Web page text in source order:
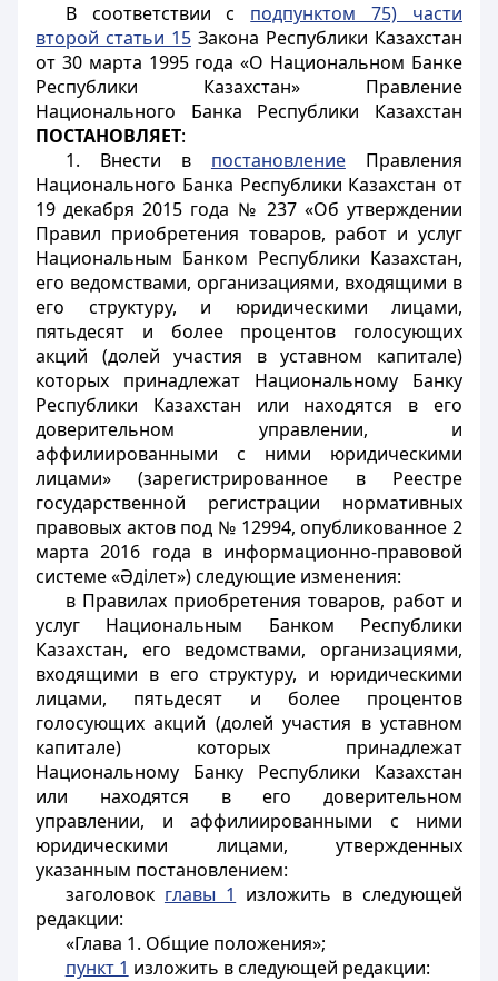
В соответствии с подпунктом 75) части
второй статьи 15 Закона Республики Казахстан
от 30 марта 1995 года «О Национальном Банке
Республики Казахстан» Правление
Национального Банка Республики Казахстан
ПОСТАНОВЛЯЕТ:
1. Внести в постановлениеПравления
Национального Банка Республики Казахстан от
19 декабря 2015 года № 237 «Об утверждении
Правил приобретения товаров, работ и услуг
Национальным Банком Республики Казахстан,
его ведомствами, организациями, входящими в
его структуру, и юридическими лицами,
пятьдесят и более процентов голосующих
акций (долей участия в уставном капитале)
которых принадлежат Национальному Банку
Республики Казахстан или находятся в его
доверительном управлении, и
аффилиированными с ними юридическими
лицами» (зарегистрированное в Реестре
государственной регистрации нормативных
правовых актов под № 12994, опубликованное 2
марта 2016 года в информационно-правовой
системе «Әділет») следующие изменения:
в Правилах приобретения товаров, работ и
услуг Национальным Банком Республики
Казахстан, его ведомствами, организациями,
входящими в его структуру, и юридическими
лицами, пятьдесят и более процентов
голосующих акций (долей участия в уставном
капитале) которых принадлежат
Национальному Банку Республики Казахстан
или находятся в его доверительном
управлении, и аффилиированными с ними
юридическими лицами, утвержденных
указанным постановлением:
заголовок главы 1 изложить в следующей
редакции:
«Глава 1. Общие положения»;
пункт 1 изложить в следующей редакции: